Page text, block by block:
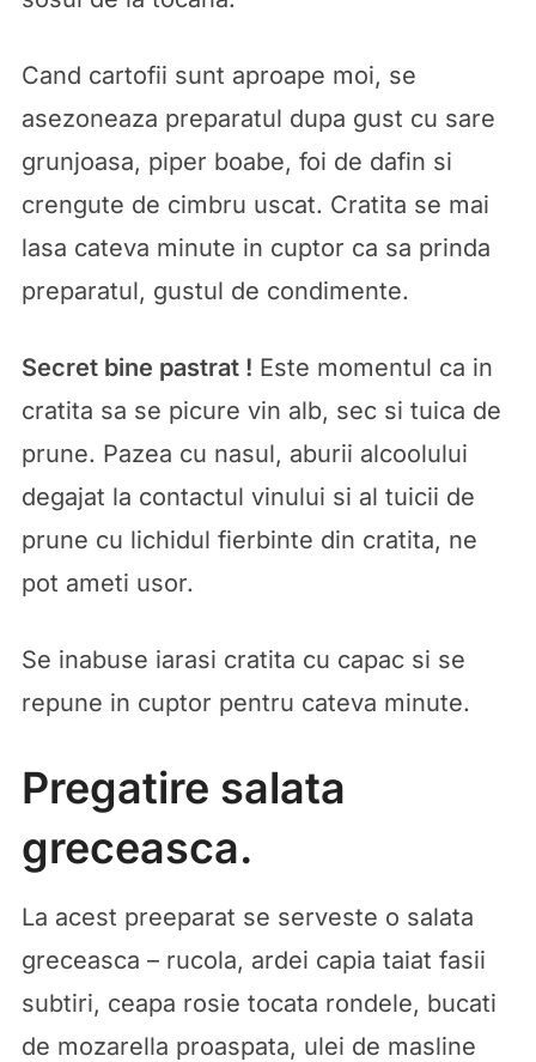
Cand cartofii sunt aproape moi, se
asezoneaza preparatul dupa gust cu sare
grunjoasa, piper boabe, foi de dafin si
crengute de cimbru uscat. Cratita se mai
lasa cateva minute in cuptor ca sa prinda
preparatul, gustul de condimente.
Secret bine pastrat ! Este momentul ca in
cratita sa se picure vin alb, sec si tuica de
prune. Pazea cu nasul, aburii alcoolului
degajat la contactul vinului si al tuicii de
prune cu lichidul fierbinte din cratita, ne
pot ameti usor.
Se inabuse iarasi cratita cu capac si se
repune in cuptor pentru cateva minute.
Pregatire salata
greceasca.
La acest preeparat se serveste o salata
greceasca – rucola, ardei capia taiat fasii
subtiri, ceapa rosie tocata rondele, bucati
de mozarella proaspata, ulei de masline